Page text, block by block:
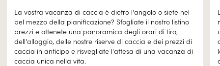
La vostra vacanza di caccia è dietro l'angolo o siete nel
bel mezzo della pianificazione? Sfogliate il nostro listino
prezzi e ottenete una panoramica degli orari di tiro,
dell'alloggio, delle nostre riserve di caccia e dei prezzi di
caccia in anticipo e risvegliate l'attesa di una vacanza di
caccia unica nella vita.